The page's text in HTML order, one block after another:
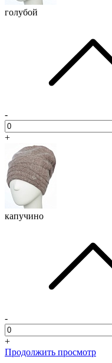
голубой
-
+
капучино
-
+
Продолжить просмотр